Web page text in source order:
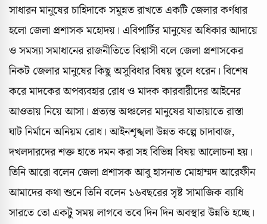
সাধারন মানুষের চাহিদাকে সমুন্নত রাখতে একটি জেলার কর্ণধার
হলো জেলা প্রশাসক মহোদয়। এবিপার্টির মানুষের অধিকার আদায়ে
ও সমস্যা সমাধানের রাজনীতিতে বিশ্বাসী বলে জেলা প্রশাসকের
নিকট জেলার মানুষের কিছু অসুবিধার বিষয় তুলে ধরেন। বিশেষ
করে মাদকের অপব্যবহার রোধ ও মাদক কারবারীদের আইনের
আওতায় নিয়ে আসা। প্রত্যন্ত অঞ্চলের মানুষের যাতায়াতে রাস্তা
ঘাট নির্মানে অনিয়ম রোধ। আইনশৃঙ্খলা উন্নত কল্পে চাদাবাজ,
দখলদারদের শক্ত হাতে দমন করা সহ বিভিন্ন বিষয় আলোচনা হয়।
তিনি আরো বলেন জেলা প্রশাসক আবু হাসনাত মোহাম্মদ আরেফীন
আমাদের কথা শুনে তিনি বলেন ১৬বছরের সৃষ্ট সামাজিক ব্যাধি
সারতে তো একটু সময় লাগবে তবে দিন দিন অবস্থার উন্নতি হচ্ছে।